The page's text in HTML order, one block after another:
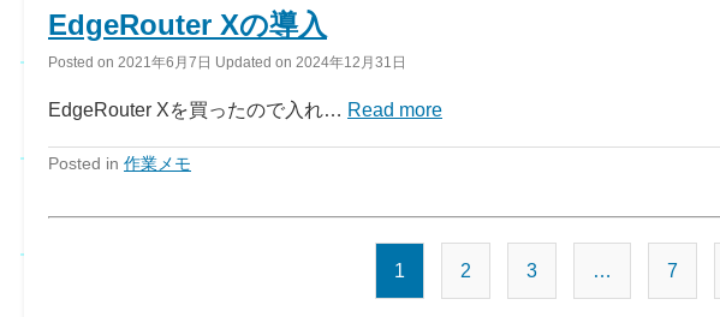
EdgeRouter Xの導入
Posted on 2021年6月7日 Updated on 2024年12月31日
EdgeRouter Xを買ったので入れ… Read more
Posted in 作業メモ
稿
1 2 3 … 7